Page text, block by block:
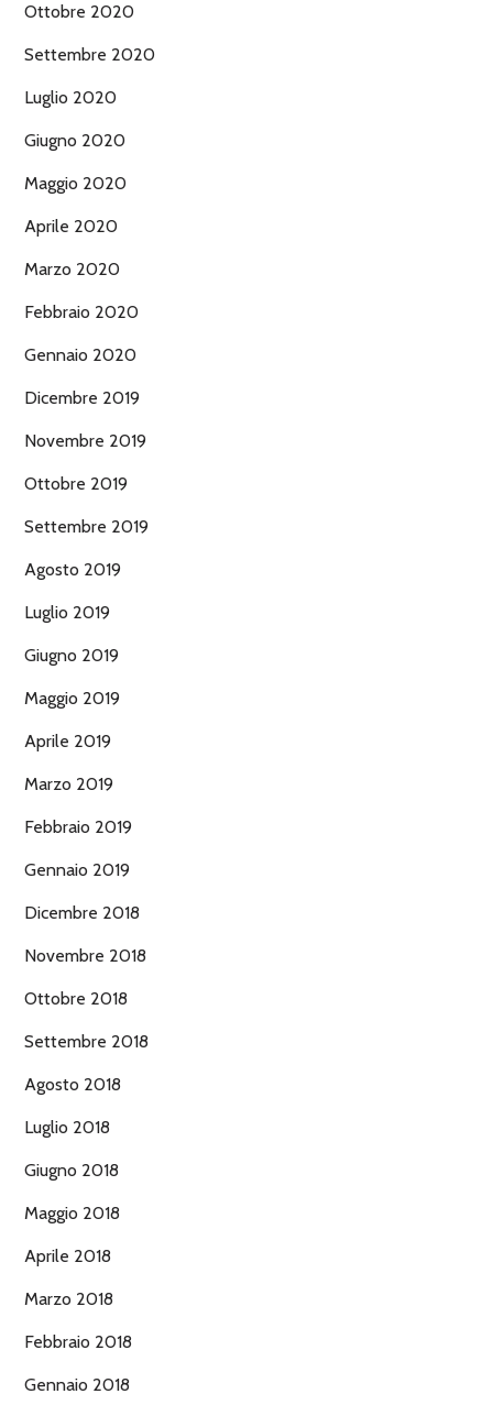
Ottobre 2020
Settembre 2020
Luglio 2020
Giugno 2020
Maggio 2020
Aprile 2020
Marzo 2020
Febbraio 2020
Gennaio 2020
Dicembre 2019
Novembre 2019
Ottobre 2019
Settembre 2019
Agosto 2019
Luglio 2019
Giugno 2019
Maggio 2019
Aprile 2019
Marzo 2019
Febbraio 2019
Gennaio 2019
Dicembre 2018
Novembre 2018
Ottobre 2018
Settembre 2018
Agosto 2018
Luglio 2018
Giugno 2018
Maggio 2018
Aprile 2018
Marzo 2018
Febbraio 2018
Gennaio 2018